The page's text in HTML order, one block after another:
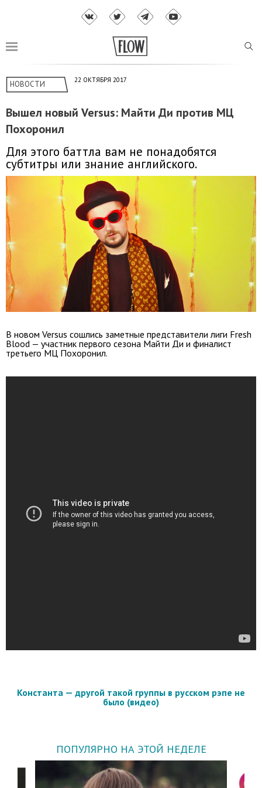
НОВОСТИ 22 ОКТЯБРЯ 2017
Вышел новый Versus: Майти Ди против МЦ
Похоронил
Для этого баттла вам не понадобятся
субтитры или знание английского.
В новом Versus сошлись заметные представители лиги Fresh
Blood — участник первого сезона Майти Ди и финалист
третьего МЦ Похоронил.
Константа — другой такой группы в русском рэпе не
было (видео)
ПОПУЛЯРНО НА ЭТОЙ НЕДЕЛЕ